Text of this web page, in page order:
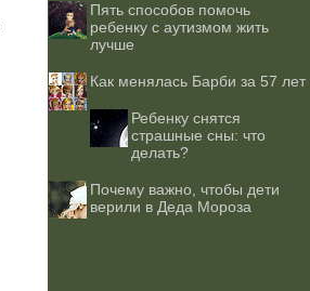
Пять способов помочь
ребенку с аутизмом жить
лучше
Как менялась Барби за 57 лет
Ребенку снятся
страшные сны: что
делать?
Почему важно, чтобы дети
верили в Деда Мороза